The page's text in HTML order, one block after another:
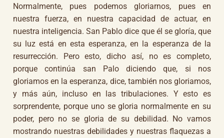
Normalmente, pues podemos gloriarnos, pues en
nuestra fuerza, en nuestra capacidad de actuar, en
nuestra inteligencia. San Pablo dice que él se gloría, que
su luz está en esta esperanza, en la esperanza de la
resurrección. Pero esto, dicho así, no es completo,
porque continúa san Palo diciendo que, si nos
gloriamos en la esperanza, dice, también nos gloriamos,
y más aún, incluso en las tribulaciones. Y esto es
sorprendente, porque uno se gloria normalmente en su
poder, pero no se gloria de su debilidad. No vamos
mostrando nuestras debilidades y nuestras flaquezas a